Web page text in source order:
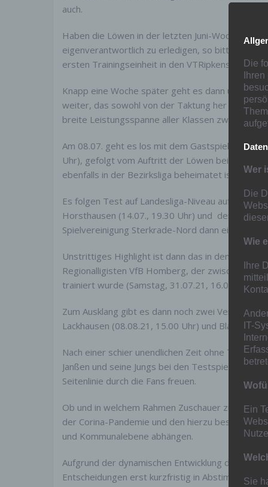
auch.
Haben die Löwen in der letzten Juni-Woche noch
eigenverantwortlich zu erledigen, so bittet der
ersten Trainingseinheit in den VTRipkens
Knapp eine Woche später geht es dann unter
weiter, das sowohl von der Taktung her recht
breite Leistungsspanne aller Klassen zwischen
Am 08.07. geht es los mit dem Gastspiel der
Uhr), gefolgt vom Auftritt der Löwen bei Viktoria
ebenfalls in der Bezirksliga beheimatet ist.
Es folgen Test auf Landesliga-Niveau auf
Horsthausen (14.07., 19.30 Uhr) und den SV
Spielvereinigung Sterkrade-Nord dann ein
Unstrittiges Highlight ist dann das in den letzten
Regionalligisten VfB Homberg, der zwischen
trainiert wurde (Samstag, 31.07.21, 16.00 Uhr).
Zum Ausklang gibt es dann noch zwei Vergleiche
Lackhausen (08.08.21, 15.00 Uhr) und Blau-Weiß
Nach einer schier unendlichen Zeit ohne
Janßen und seine Jungs bei den Testspielen
Seitenlinie durch die Fans freuen.
Ob und in welchem Rahmen Zuschauer
der Corina-Pandemie und den hierzu
und Kommunalebene abhängen.
Aufgrund der dynamischen Entwicklung der
Entscheidungen erst kurzfristig in Abstimmung
Die
Wer
Die
Wie
Ihre
IT-
Ein
Sie